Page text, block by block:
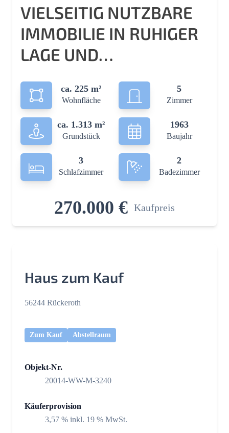
VIELSEITIG NUTZBARE
IMMOBILIE IN RUHIGER
LAGE UND
UND LAGERHALLE!
ca. 225 m²
Wohnfläche
5
Zimmer
ca. 1.313 m²
Grundstück
1963
Baujahr
3
Schlafzimmer
2
Badezimmer
270.000 € Kaufpreis
Haus zum Kauf
56244 Rückeroth
Zum Kauf Abstellraum
Objekt-Nr.
20014-WW-M-3240
Käuferprovision
3,57 % inkl. 19 % MwSt.